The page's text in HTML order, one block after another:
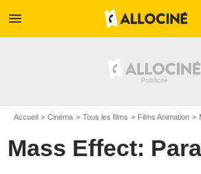
menu
Accueil Cinéma Tous les films Films Animation
Mass Effect: